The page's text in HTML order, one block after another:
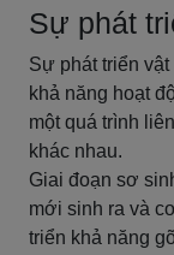
Sự phát
Sự phát triển
khả năng hoạt
một quá trình
khác nhau.
Giai đoạn sơ
mới sinh ra và
triển khả năng